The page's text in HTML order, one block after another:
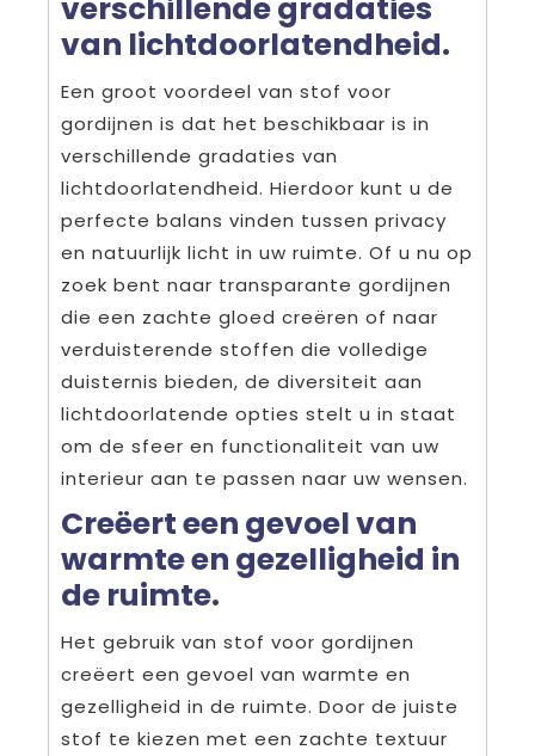
verschillende gradaties
van lichtdoorlatendheid.
Een groot voordeel van stof voor
gordijnen is dat het beschikbaar is in
verschillende gradaties van
lichtdoorlatendheid. Hierdoor kunt u de
perfecte balans vinden tussen privacy
en natuurlijk licht in uw ruimte. Of u nu op
zoek bent naar transparante gordijnen
die een zachte gloed creëren of naar
verduisterende stoffen die volledige
duisternis bieden, de diversiteit aan
lichtdoorlatende opties stelt u in staat
om de sfeer en functionaliteit van uw
interieur aan te passen naar uw wensen.
Creëert een gevoel van
warmte en gezelligheid in
de ruimte.
Het gebruik van stof voor gordijnen
creëert een gevoel van warmte en
gezelligheid in de ruimte. Door de juiste
stof te kiezen met een zachte textuur